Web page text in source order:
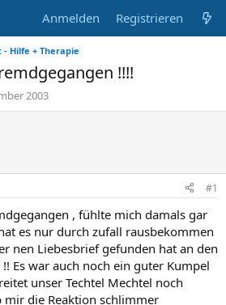
Anmelden Registrieren
Hilfe + Therapie
!!!!
2003
#1
, fühlte mich damals gar
es nur durch zufall rausbekommen
nen Liebesbrief gefunden hat an den
Es war auch noch ein guter Kumpel
unser Techtel Mechtel noch
mir die Reaktion schlimmer